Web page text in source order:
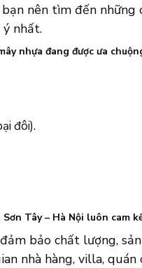
nên tìm đến
ý nhất.
nhựa đang được ưa
đôi).
Tây – Hà Nội luôn cam
bảo chất lượng,
nhà hàng, villa,